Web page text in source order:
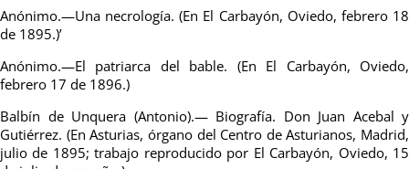
Anónimo.—Una necrología. (En El Carbayón, Oviedo, febrero 18
de 1895.)’
Anónimo.—El patriarca del bable. (En El Carbayón, Oviedo,
febrero 17 de 1896.)
Balbín de Unquera (Antonio).— Biografía. Don Juan Acebal y
Gutiérrez. (En Asturias, órgano del Centro de Asturianos, Madrid,
julio de 1895; trabajo reproducido por El Carbayón, Oviedo, 15